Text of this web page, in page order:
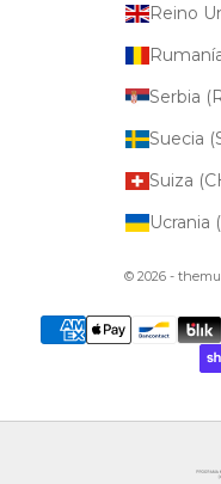
Reino
Serbia
Suecia
Suiza
Ucrania
© 2026 -